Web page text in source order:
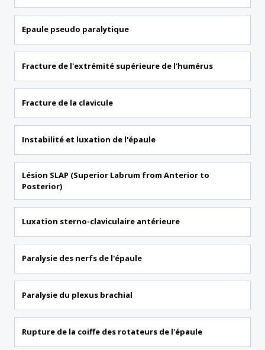
Epaule pseudo paralytique
Fracture de l'extrémité supérieure de l'humérus
Fracture de la clavicule
Instabilité et luxation de l'épaule
Lésion SLAP (Superior Labrum from Anterior to
Posterior)
Luxation sterno-claviculaire antérieure
Paralysie des nerfs de l'épaule
Paralysie du plexus brachial
Rupture de la coiffe des rotateurs de l'épaule